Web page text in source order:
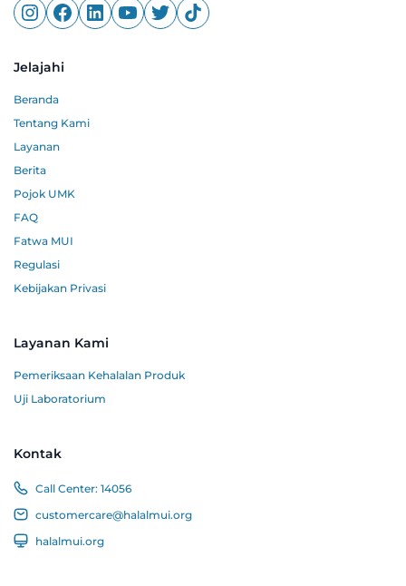
Jelajahi
Beranda
Tentang Kami
Layanan
Berita
Pojok UMK
FAQ
Fatwa MUI
Regulasi
Kebijakan Privasi
Layanan Kami
Pemeriksaan Kehalalan Produk
Uji Laboratorium
Kontak
Call Center: 14056
customercare@halalmui.org
halalmui.org